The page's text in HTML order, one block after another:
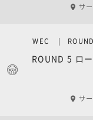
サ
ROUND 5 ロ
WEC | ROUND
サ